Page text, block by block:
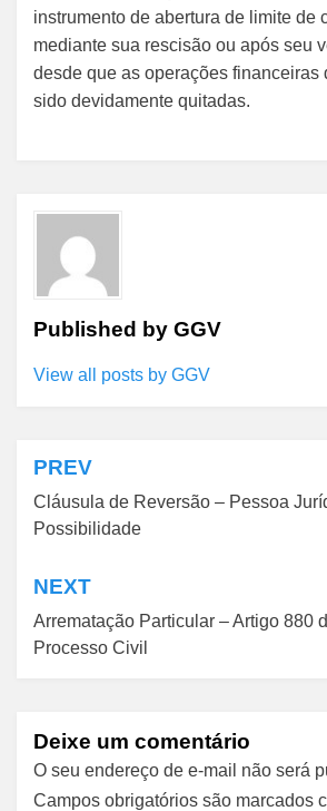
instrumento de abertura de limite de
mediante sua rescisão ou após seu
desde que as operações financeiras
sido devidamente quitadas.
Published by GGV
View all posts by GGV
Navegação
de
PREV
Cláusula de Reversão – Pessoa
Possibilidade
NEXT
Arrematação Particular – Artigo 880
Processo Civil
Deixe um comentário
O seu endereço de e-mail não será
Campos obrigatórios são marcados